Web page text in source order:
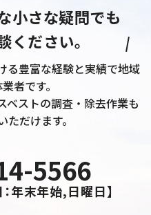
小さな疑問でも
ください。
る豊富な経験と実績で地域
者です。
ベストの調査・除去作業も
だけます。
5566
：年末年始,日曜日】